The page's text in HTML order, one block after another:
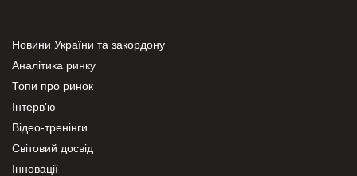
Новини України та закордону
Аналітика ринку
Топи про ринок
Інтерв’ю
Відео-тренінги
Світовий досвід
Інновації